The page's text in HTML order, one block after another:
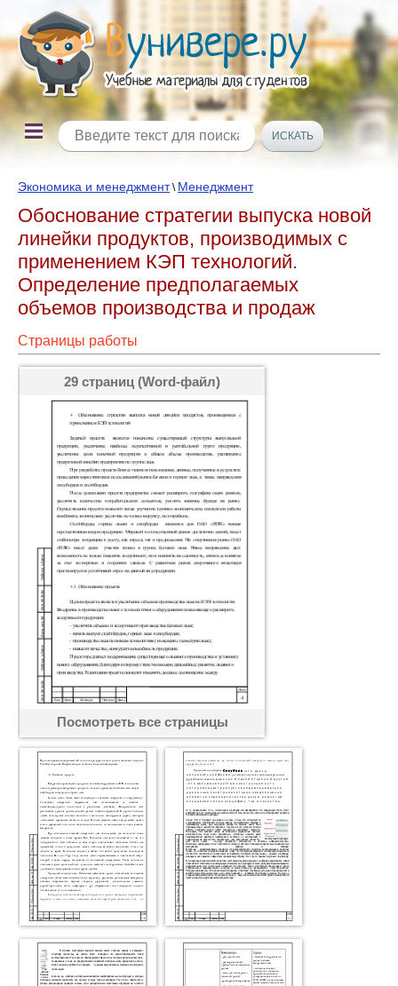
Экономика и менеджмент\ Менеджмент
Обоснование стратегии выпуска новой
линейки продуктов, производимых с
применением КЭП технологий.
Определение предполагаемых
объемов производства и продаж
Страницы работы
29 страниц (Word-файл)
Посмотреть все страницы